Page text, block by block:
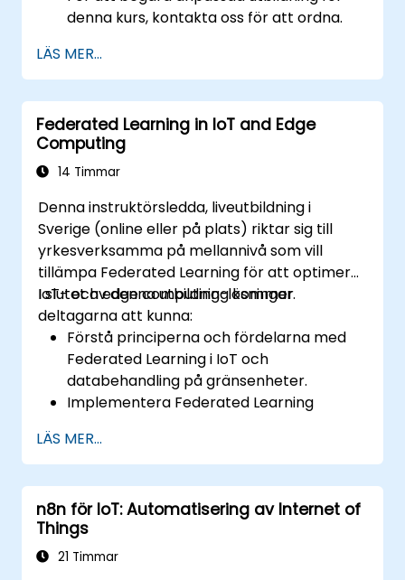
denna kurs, kontakta oss för att ordna.
LÄS MER...
Federated Learning in IoT and Edge
Computing
14 Timmar
Denna instruktörsledda, liveutbildning i
Sverige (online eller på plats) riktar sig till
yrkesverksamma på mellannivå som vill
tillämpa Federated Learning för att optimera
IoT- och edge computing-lösningar.
I slutet av denna utbildning kommer
deltagarna att kunna:
Förstå principerna och fördelarna med
Federated Learning i IoT och
databehandling på gränsenheter.
Implementera Federated Learning
decentraliserad AI-bearbetning.
Minska latensen och förbättra
beslutsfattandet i realtid i
databehandlingsmiljöer på gränsenheter.
Hantera utmaningar relaterade till
datasekretess och
LÄS MER...
n8n för IoT: Automatisering av Internet of
Things
21 Timmar